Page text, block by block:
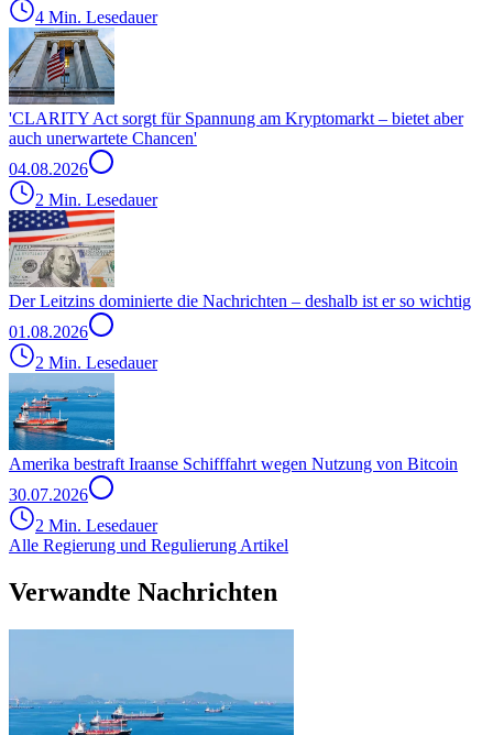
4 Min. Lesedauer
'CLARITY Act sorgt für Spannung am Kryptomarkt – bietet aber
auch unerwartete Chancen'
04.08.2026
2 Min. Lesedauer
Der Leitzins dominierte die Nachrichten – deshalb ist er so wichtig
01.08.2026
2 Min. Lesedauer
Amerika bestraft Iraanse Schifffahrt wegen Nutzung von Bitcoin
30.07.2026
2 Min. Lesedauer
Alle Regierung und Regulierung Artikel
Verwandte Nachrichten